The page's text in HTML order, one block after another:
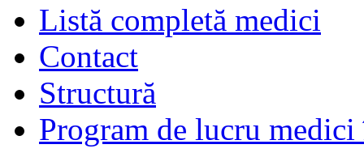
Listă completă medici
Contact
Structură
Program de lucru